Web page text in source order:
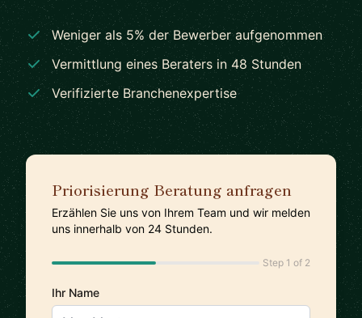
Weniger als 5% der Bewerber aufgenommen
Vermittlung eines Beraters in 48 Stunden
Verifizierte Branchenexpertise
Priorisierung Beratung anfragen
Erzählen Sie uns von Ihrem Team und wir melden
uns innerhalb von 24 Stunden.
Step 1 of 2
Ihr Name